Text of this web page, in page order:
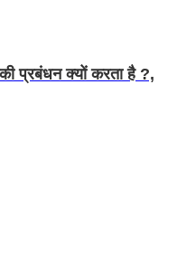
प्रबंधन क्यों करता है ?,